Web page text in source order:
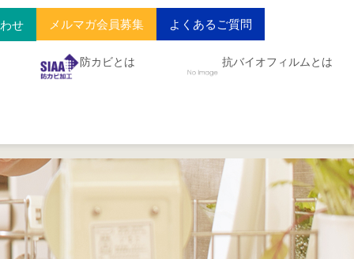
せ メルマガ会員募集 よくあるご質問
防カビとは 抗バイオフィルムとは